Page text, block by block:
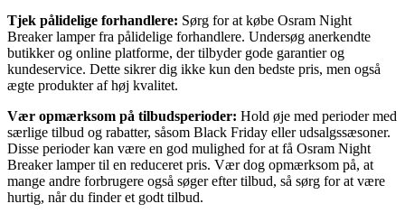
Tjek pålidelige forhandlere: Sørg for at købe Osram Night
Breaker lamper fra pålidelige forhandlere. Undersøg anerkendte
butikker og online platforme, der tilbyder gode garantier og
kundeservice. Dette sikrer dig ikke kun den bedste pris, men også
ægte produkter af høj kvalitet.
Vær opmærksom på tilbudsperioder: Hold øje med perioder med
særlige tilbud og rabatter, såsom Black Friday eller udsalgssæsoner.
Disse perioder kan være en god mulighed for at få Osram Night
Breaker lamper til en reduceret pris. Vær dog opmærksom på, at
mange andre forbrugere også søger efter tilbud, så sørg for at være
hurtig, når du finder et godt tilbud.